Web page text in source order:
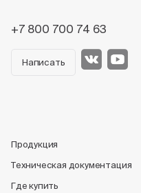
+7 800 700 74 63
Написать
Продукция
Техническая документация
Где купить